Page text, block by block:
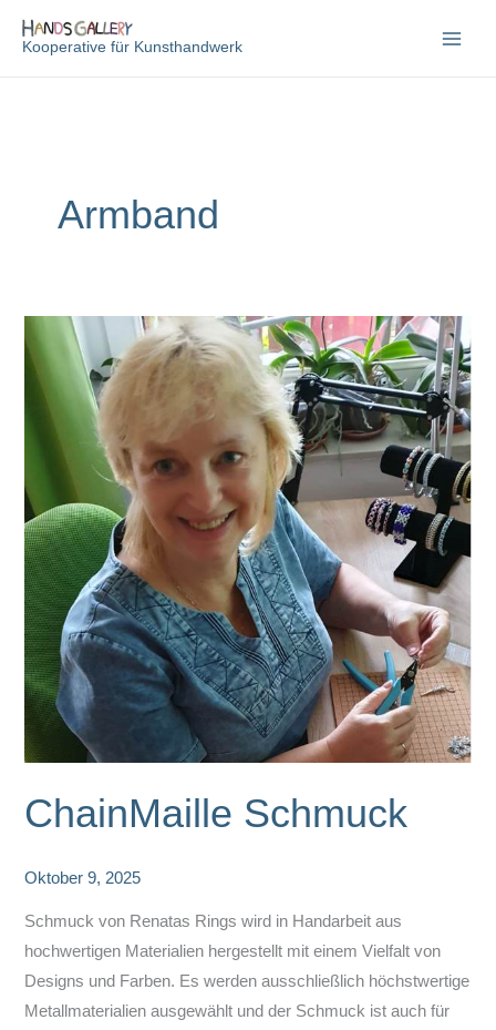
InhaltKooperative für Kunsthandwerk
Armband
ChainMaille Schmuck
Oktober 9, 2025
Schmuck von Renatas Rings wird in Handarbeit aus
hochwertigen Materialien hergestellt mit einem Vielfalt von
Designs und Farben. Es werden ausschließlich höchstwertige
Metallmaterialien ausgewählt und der Schmuck ist auch für